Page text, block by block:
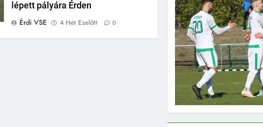
lépett pályára Érden
Érdi VSE
4 Hét Ezelőtt 0